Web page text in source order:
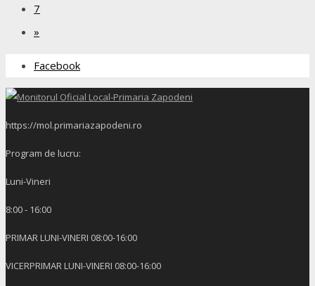
7
»
Facebook
https://mol.primariazapodeni.ro
Program de lucru:
Luni-Vineri
8:00 - 16:00
PRIMAR LUNI-VINERI 08:00-16:00
VICERPRIMAR LUNI-VINERI 08:00-16:00